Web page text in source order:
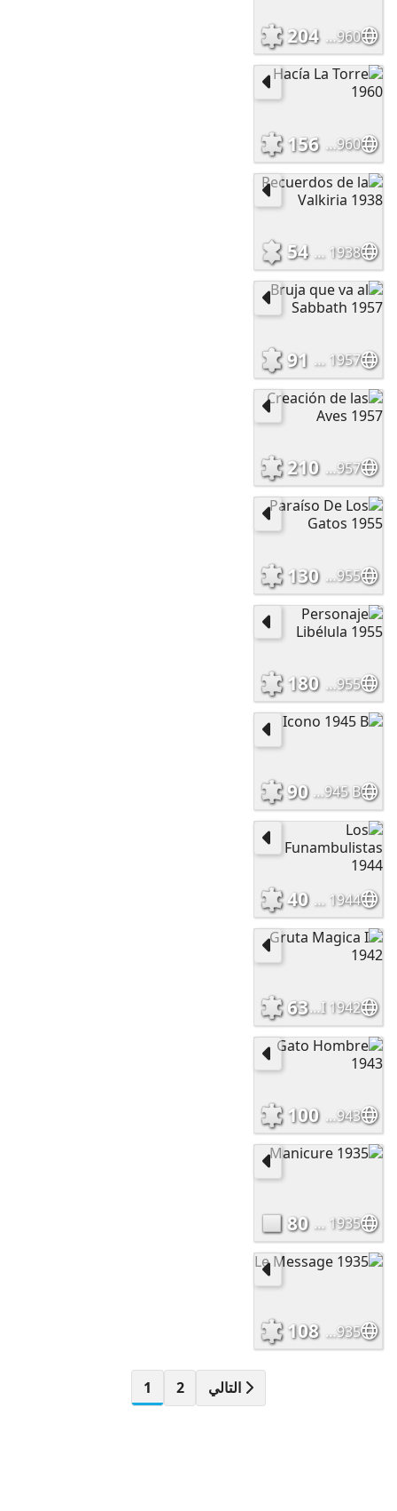
Bordando El manto 1960
204
Hacía La Torre 1960
156
Recuerdos de la Valkiria 1938
54
Bruja que va al Sabbath 1957
91
Creación de las Aves 1957
210
Paraíso De Los Gatos 1955
130
Personaje Libélula 1955
180
Icono 1945 B
90
Los Funambulistas 1944
40
Gruta Magica I 1942
63
Gato Hombre 1943
100
Manicure 1935
80
Le Message 1935
108
1 2